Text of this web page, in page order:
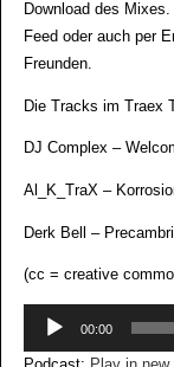
Download des
Feed oder auch per
Freunden.
Die Tracks im Traex
DJ Complex –
Al_K_TraX –
Derk Bell –
(cc = creative
Audio-
00:00